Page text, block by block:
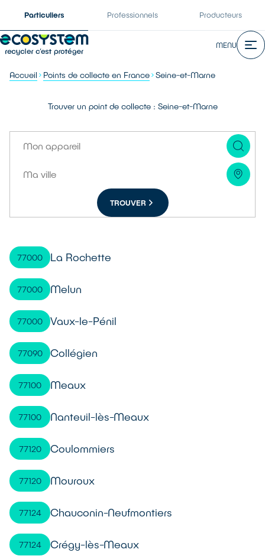
Particuliers Professionnels Producteurs
MENU
Accueil Points de collecte en France Seine-et-Marne
Trouver un point de collecte : Seine-et-Marne
TROUVER
77000 La Rochette
77000 Melun
77000 Vaux-le-Pénil
77090 Collégien
77100 Meaux
77100 Nanteuil-lès-Meaux
77120 Coulommiers
77120 Mouroux
77124 Chauconin-Neufmontiers
77124 Crégy-lès-Meaux